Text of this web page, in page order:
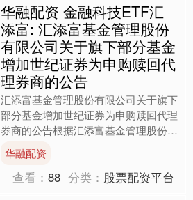
华融配资 金融科技ETF汇
添富: 汇添富基金管理股份
有限公司关于旗下部分基金
增加世纪证券为申购赎回代
理券商的公告
汇添富基金管理股份有限公司关于旗下
部分基金增加世纪证券为申购赎回代理
券商的公告根据汇添富基金管理股份有
限公司（以下简称“本公司”）与世纪证
券有限责任公司（以下简....
华融配资
查看：88 分类： 股票配资平台